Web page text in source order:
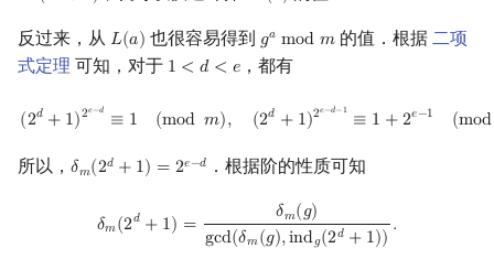
反过来，从 𝐿(𝑎)
L(a) 也很容易得到 𝑔𝑎 mod 𝑚
ga mod m 的值．根据 二项
式定理 可知，对于 1 < 𝑑 < 𝑒
1 <d <e ，都有
(2𝑑 + 1)2𝑒−𝑑 ≡ 1 (mod 𝑚), (2𝑑 + 1)2𝑒−𝑑−1 ≡ 1 +2𝑒−1 (mod
(2 d +1)2 e−d≡ modm ( 1)2e − d −1≡1+2 e− 1 modm
所以， 𝛿𝑚(2𝑑 + 1) = 2𝑒−𝑑
δm(2d+1 )= 2e −d ．根据阶的性质可知
𝛿𝑚(2𝑑 + 1) = 𝛿𝑚(𝑔)
gcd(𝛿𝑚(𝑔),ind𝑔(2𝑑 + 1)) .
δ m(2d ) = m(g),ind